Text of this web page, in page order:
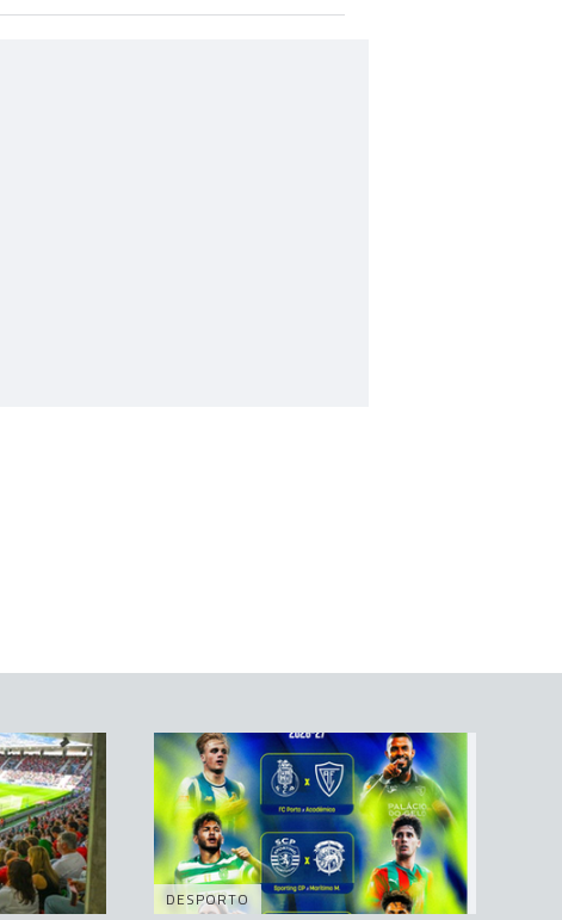
DESPORTO